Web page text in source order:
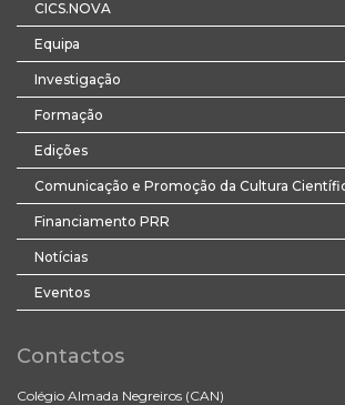
CICS.NOVA
Equipa
Investigação
Formação
Edições
Comunicação e Promoção da Cultura
Financiamento PRR
Notícias
Eventos
Contactos
Colégio Almada Negreiros (CAN)